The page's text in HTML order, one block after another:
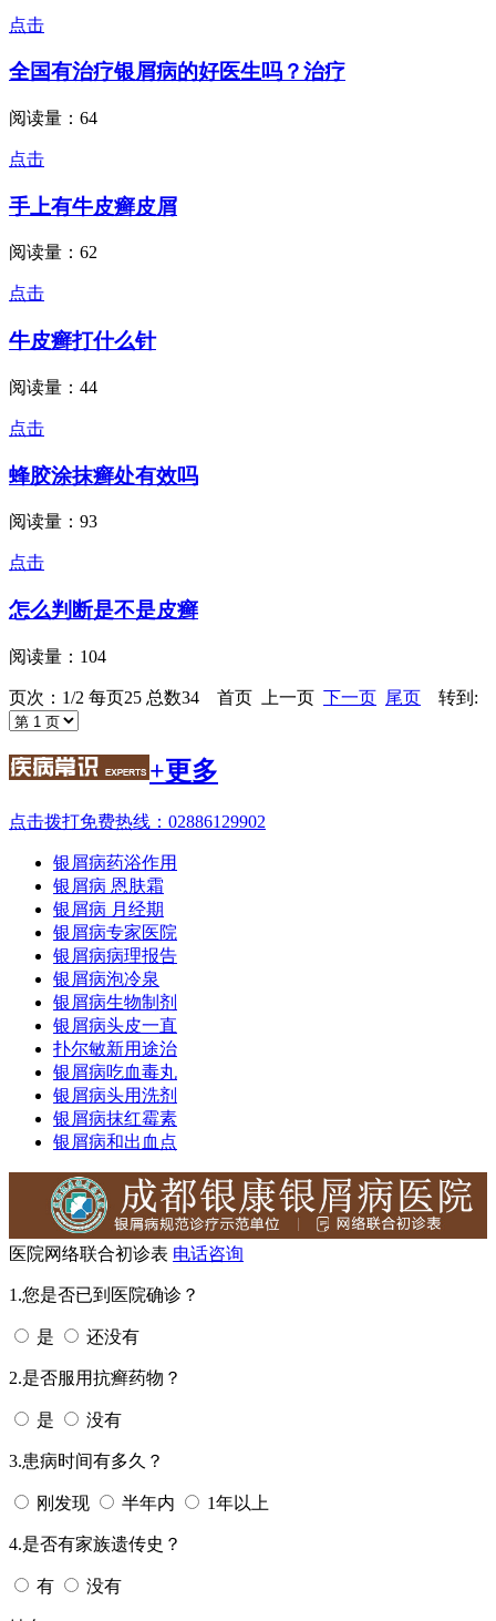
点击
全国有治疗银屑病的好医生吗？治疗
阅读量：64
点击
手上有牛皮癣皮屑
阅读量：62
点击
牛皮癣打什么针
阅读量：44
点击
蜂胶涂抹癣处有效吗
阅读量：93
点击
怎么判断是不是皮癣
阅读量：104
页次：1/2 每页25 总数34 首页 上一页 下一页 尾页 转到:
+更多
点击拨打免费热线：02886129902
银屑病药浴作用
银屑病 恩肤霜
银屑病 月经期
银屑病专家医院
银屑病病理报告
银屑病泡冷泉
银屑病生物制剂
银屑病头皮一直
扑尔敏新用途治
银屑病吃血毒丸
银屑病头用洗剂
银屑病抹红霉素
银屑病和出血点
医院网络联合初诊表 电话咨询
1.您是否已到医院确诊？
是 还没有
2.是否服用抗癣药物？
是 没有
3.患病时间有多久？
刚发现 半年内 1年以上
4.是否有家族遗传史？
有 没有